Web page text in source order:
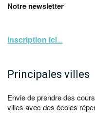
Notre newsletter
Inscription ici...
Principales villes
Envie de prendre des
villes avec des écoles